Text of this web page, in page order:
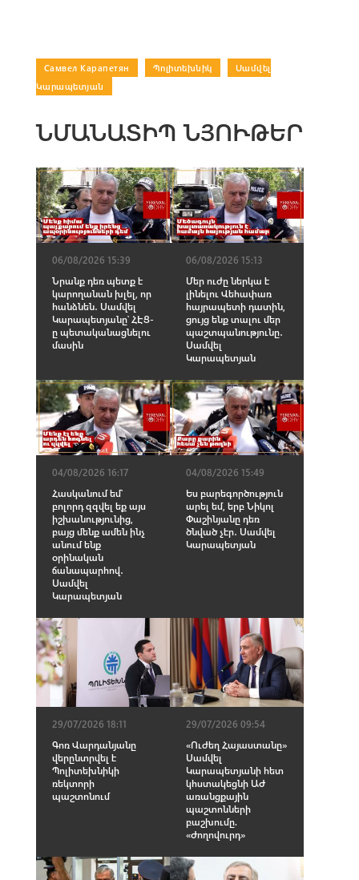
Самвел Карапетян Պոլիտեխնիկ
Սամվել
Կարապետյան
ՆՄԱՆԱՏԻՊ ՆՅՈՒԹԵՐ
06/08/2026 15:39
Նրանք դեռ պետք է
կարողանան խլել, որ
հանձնեն․ Սամվել
Կարապետյանը՝ ՀԷՑ-
ը պետականացնելու
մասին
06/08/2026 15:13
Մեր ուժը ներկա է
լինելու Վեհափառ
հայրապետի դատին,
ցույց ենք տալու մեր
պաշտպանությունը․
Սամվել
Կարապետյան
04/08/2026 16:17
Հասկանում եմ՝
բոլորդ զզվել եք այս
իշխանությունից,
բայց մենք ամեն ինչ
անում ենք
օրինական
ճանապարհով․
Սամվել
Կարապետյան
04/08/2026 15:49
Ես բարեգործություն
արել եմ, երբ Նիկոլ
Փաշինյանը դեռ
ծնված չէր․ Սամվել
Կարապետյան
29/07/2026 18:11
Գոռ Վարդանյանը
վերընտրվել է
Պոլիտեխնիկի
ռեկտորի
պաշտոնում
29/07/2026 09:54
«Ուժեղ Հայաստանը»
Սամվել
Կարապետյանի հետ
կհստակեցնի ԱԺ
առանցքային
պաշտոնների
բաշխումը.
«Ժողովուրդ»